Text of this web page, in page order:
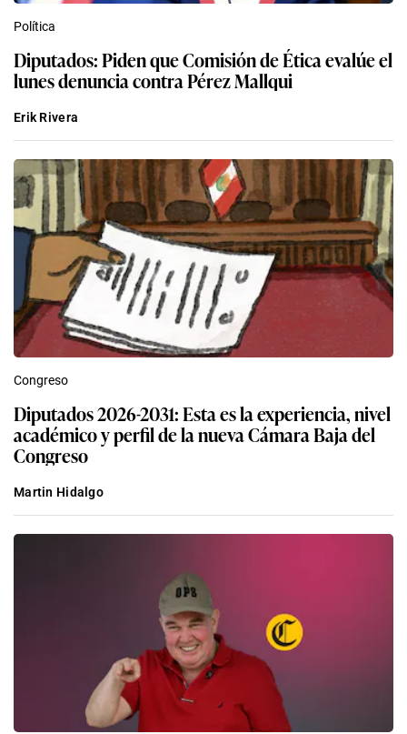
Política
Diputados: Piden que Comisión de Ética evalúe el
lunes denuncia contra Pérez Mallqui
Erik Rivera
Congreso
Diputados 2026-2031: Esta es la experiencia, nivel
académico y perfil de la nueva Cámara Baja del
Congreso
Martin Hidalgo